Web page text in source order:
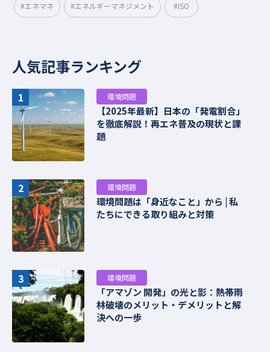
#エネマネ #エネルギーマネジメント #ISO
人気記事ランキング
1 環境問題
【2025年最新】日本の「発電割合」
を徹底解説！再エネ普及の現状と課
題
2 環境問題
環境問題は「身近なこと」から | 私
たちにできる取り組みと対策
3 環境問題
「アマゾン 開発」の光と影：熱帯雨
林破壊のメリット・デメリットと解
決への一歩